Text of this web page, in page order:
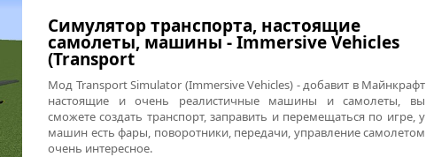
Симулятор транспорта, настоящие
самолеты, машины - Immersive Vehicles
(Transport
Мод Transport Simulator (Immersive Vehicles) - добавит в Майнкрафт
настоящие и очень реалистичные машины и самолеты, вы
сможете создать транспорт, заправить и перемещаться по игре, у
машин есть фары, поворотники, передачи, управление самолетом
очень интересное.